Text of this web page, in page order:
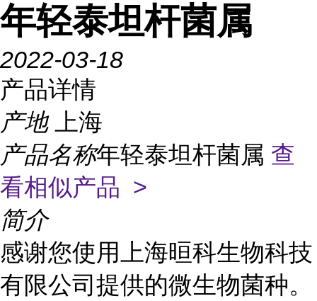
年轻泰坦杆菌属
2022-03-18
产品详情
产地
上海
产品名称年轻泰坦杆菌属 查
看相似产品 >
简介
感谢您使用上海晅科生物科技
有限公司提供的微生物菌种。